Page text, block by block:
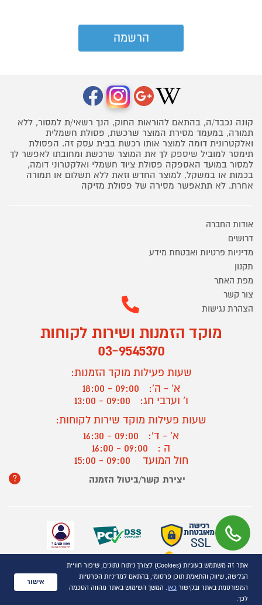
קונה נכבד/ה, בהתאם להוראות החוק, הנך רשאי/ת למסור, ללא
תמורה, במעמד מסירת המוצר שרכשת, פסולת חשמלית
ואלקטרונית דומה למוצר אותו רכשת בבית עסק זה. הפסולת
תימסר למוביל שיספק לך את המוצר שרכשת ומחובתו לאפשר לך
למסור במועד האספקה פסולת ציוד חשמלי ואלקטרוני דומה,
בכמות או במשקל, למוצר החדש וזאת ללא תשלום או תמורה
אחרת. לא תתאפשר מסירה של פסולת מזיקה
אודות החברה
דרושים
מדיניות פרטיות ואבטחת מידע
תקנון
מפת האתר
צור קשר
הצהרת נגישות
מוקד הזמנות ושירות לקוחות
03-9545370
שעות פעילות מוקד הזמנות:
א' - ה':
09:00 - 18:00
ו' וערבי חג:
09:00 - 13:00
שעות פעילות מוקד שירות לקוחות:
א' - ד':
09:00 - 16:30
ה :
09:00 - 16:00
חול המועד
? יצירת קשר/ביטול הזמנה
כל הזכויות שמורות P1000© 2021
התמונות להמחשה בלבד
ט.ל.ח.
אתר זה משתמש בעוגיות (Cookies) לצורך ניתוח נתונים, שיפור חוויית
הגלישה, שיווק והתאמת תוכן פרסומי, בהתאם למדיניות הפרטיות
המפורסמת באתר ובקישור כאן. המשך השימוש באתר מהווה הסכמה
לכך.
אישור